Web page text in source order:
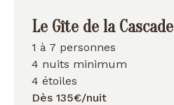
Le Gîte de la Cascade
1 à 7 personnes
4 nuits minimum
4 étoiles
Dès 135€/nuit